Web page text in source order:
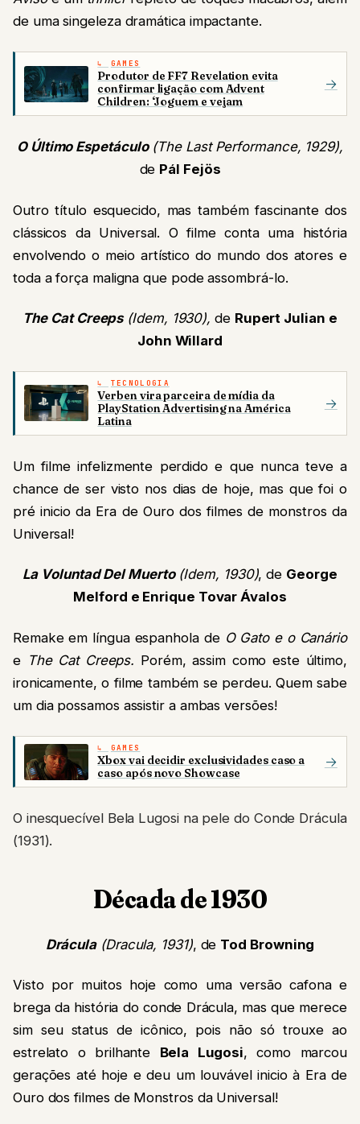
de uma singeleza dramática impactante.
GAMES
Produtor de FF7 Revelation evita
confirmar ligação com Advent
Children: ‘Joguem e vejam
→
O Último Espetáculo(The Last Performance, 1929),
de Pál Fejös
Outro título esquecido, mas também fascinante dos
clássicos da Universal. O filme conta uma história
envolvendo o meio artístico do mundo dos atores e
toda a força maligna que pode assombrá-lo.
The Cat Creeps (Idem, 1930),de Rupert Julian e
John Willard
TECNOLOGIA
Verben vira parceira de mídia da
PlayStation Advertising na América
Latina
→
Um filme infelizmente perdido e que nunca teve a
chance de ser visto nos dias de hoje, mas que foi o
pré inicio da Era de Ouro dos filmes de monstros da
Universal!
La Voluntad Del Muerto(Idem, 1930), de George
Melford e Enrique Tovar Ávalos
Remake em língua espanhola de O Gato e o Canário
e The Cat Creeps. Porém, assim como este último,
ironicamente, o filme também se perdeu. Quem sabe
um dia possamos assistir a ambas versões!
GAMES
Xbox vai decidir exclusividades caso a
caso após novo Showcase
→
O inesquecível Bela Lugosi na pele do Conde Drácula
(1931).
Década de 1930
Drácula (Dracula, 1931), de Tod Browning
Visto por muitos hoje como uma versão cafona e
brega da história do conde Drácula, mas que merece
sim seu status de icônico, pois não só trouxe ao
estrelato o brilhante Bela Lugosi, como marcou
gerações até hoje e deu um louvável inicio à Era de
Ouro dos filmes de Monstros da Universal!